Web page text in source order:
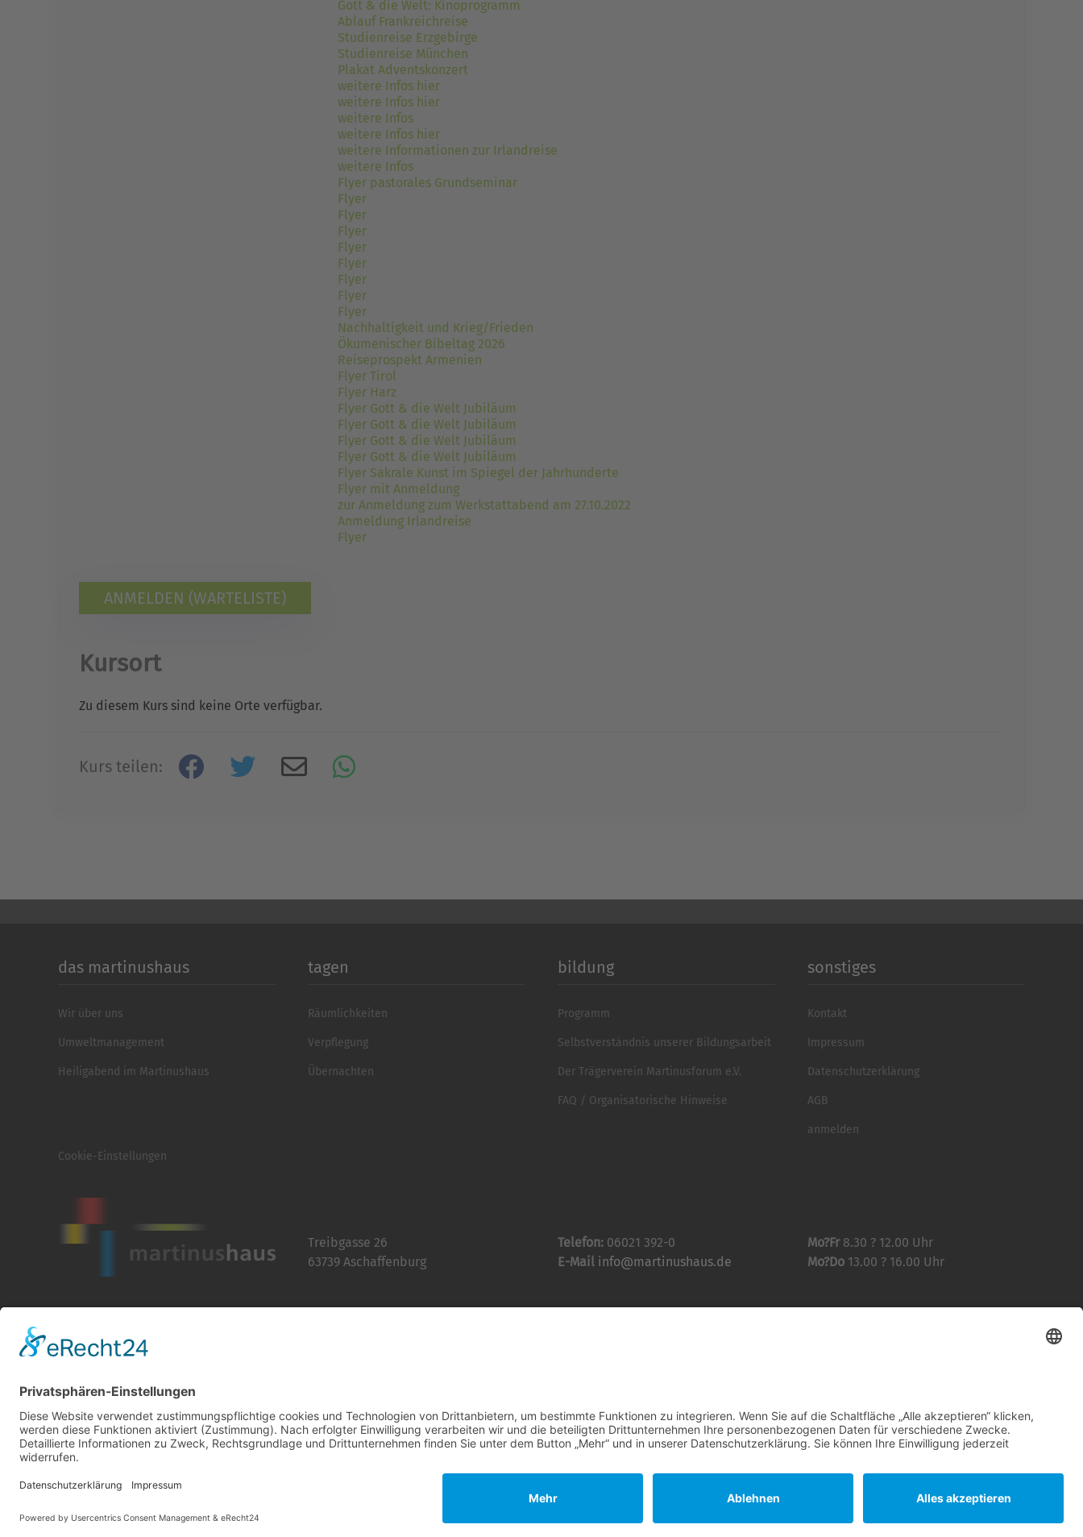
Gott & die Welt: Kinoprogramm
Ablauf Frankreichreise
Studienreise Erzgebirge
Studienreise München
Plakat Adventskonzert
weitere Infos hier
weitere Infos hier
weitere Infos
weitere Infos hier
weitere Informationen zur Irlandreise
weitere Infos
Flyer pastorales Grundseminar
Flyer
Flyer
Flyer
Flyer
Flyer
Flyer
Flyer
Flyer
Nachhaltigkeit und Krieg/Frieden
Ökumenischer Bibeltag 2026
Reiseprospekt Armenien
Flyer Tirol
Flyer Harz
Flyer Gott & die Welt Jubiläum
Flyer Gott & die Welt Jubiläum
Flyer Gott & die Welt Jubiläum
Flyer Gott & die Welt Jubiläum
Flyer Sakrale Kunst im Spiegel der Jahrhunderte
Flyer mit Anmeldung
zur Anmeldung zum Werkstattabend am 27.10.2022
Anmeldung Irlandreise
Flyer
ANMELDEN (WARTELISTE)
Kursort
Zu diesem Kurs sind keine Orte verfügbar.
Kurs teilen:
das martinushaus
Wir über uns
Umweltmanagement
Heiligabend im Martinushaus
tagen
Räumlichkeiten
Verpflegung
Übernachten
bildung
Programm
Selbstverständnis unserer Bildungsarbeit
Der Trägerverein Martinusforum e.V.
FAQ / Organisatorische Hinweise
sonstiges
Kontakt
Impressum
Datenschutzerklärung
AGB
anmelden
Cookie-Einstellungen
Treibgasse 26
63739 Aschaffenburg
Telefon: 06021 392-0
E-Mail info@martinushaus.de
Mo?Fr 8.30 ? 12.00 Uhr
Mo?Do 13.00 ? 16.00 Uhr